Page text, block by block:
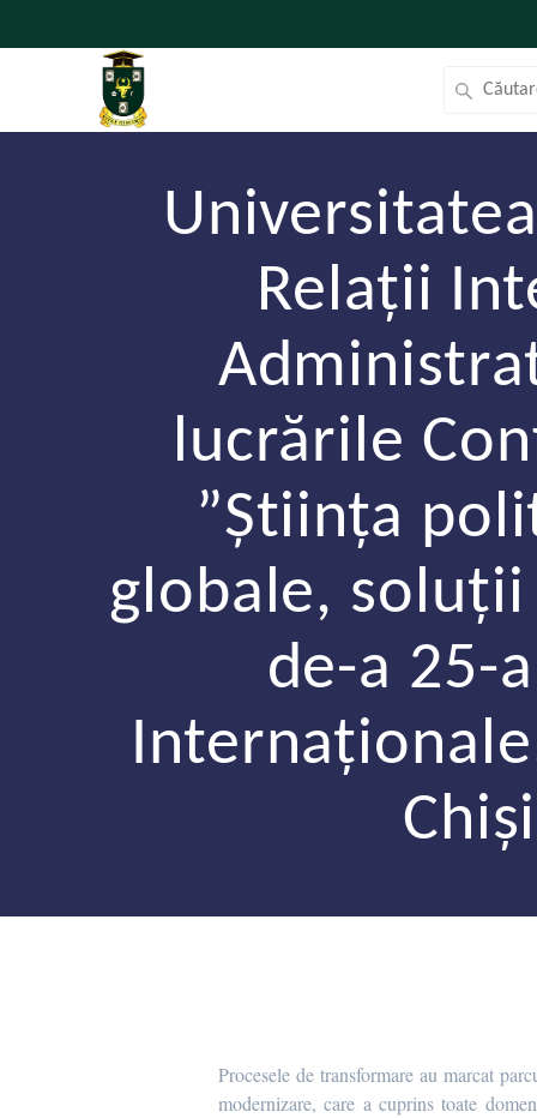
Relaţii
lucrările
”Ştiinţa
globale,
de-a 25-
Procesele de transformare au marcat
modernizare, care a cuprins toate